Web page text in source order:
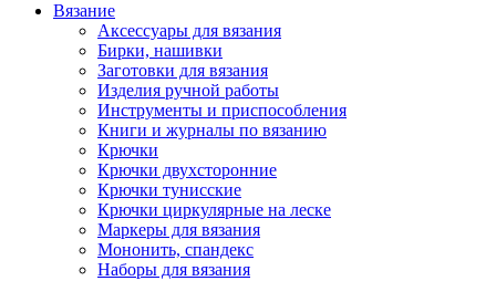
Вязание
Аксессуары для вязания
Бирки, нашивки
Заготовки для вязания
Изделия ручной работы
Инструменты и приспособления
Книги и журналы по вязанию
Крючки
Крючки двухсторонние
Крючки тунисские
Крючки циркулярные на леске
Маркеры для вязания
Мононить, спандекс
Наборы для вязания